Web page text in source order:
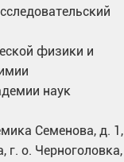
физики и
наук
Семенова, д. 1,
г. о. Черноголовка,